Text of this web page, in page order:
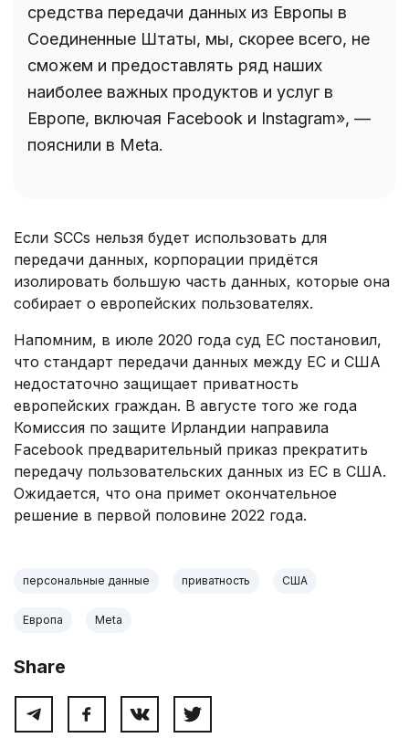
средства передачи данных из Европы в
Соединенные Штаты, мы, скорее всего, не
сможем и предоставлять ряд наших
наиболее важных продуктов и услуг в
Европе, включая Facebook и Instagram», —
пояснили в Meta.
Если SCCs нельзя будет использовать для
передачи данных, корпорации придётся
изолировать большую часть данных, которые она
собирает о европейских пользователях.
Напомним, в июле 2020 года суд ЕС постановил,
что стандарт передачи данных между ЕС и США
недостаточно защищает приватность
европейских граждан. В августе того же года
Комиссия по защите Ирландии направила
Facebook предварительный приказ прекратить
передачу пользовательских данных из ЕС в США.
Ожидается, что она примет окончательное
решение в первой половине 2022 года.
персональные данные приватность США
Европа Meta
Share